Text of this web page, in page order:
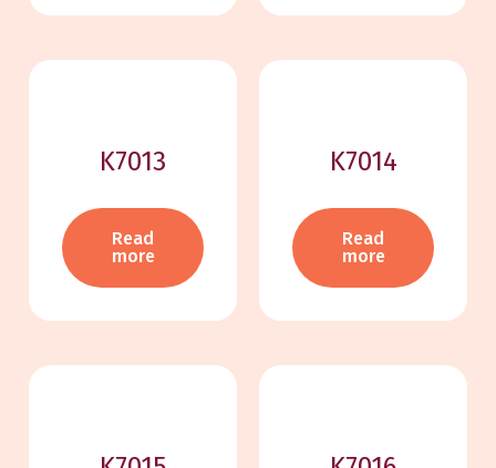
K7013
Read
more
K7014
Read
more